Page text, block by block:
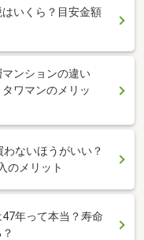
いくら？目安金額
ンションの違い
ワマンのメリッ
ないほうがいい？
のメリット
年って本当？寿命